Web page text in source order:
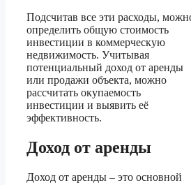
Подсчитав все эти расходы,
определить общую стоимость
инвестиции в коммерческую
недвижимость. Учитывая
потенциальный доход от аренды
или продажи объекта, можно
рассчитать окупаемость
инвестиции и выявить её
эффективность.
Доход от аренды
Доход от аренды – это основной